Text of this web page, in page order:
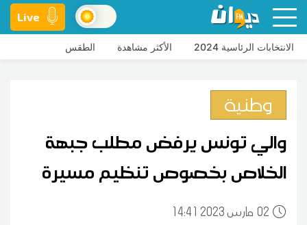
Live
الانتخابات الرئاسية 2024 الأكثر مشاهدة الطقس
وطنية
والي تونس يرفض مطلب جبهة
الخلاص بخصوص تنظيم مسيرة
02 14:41 2023 مارس